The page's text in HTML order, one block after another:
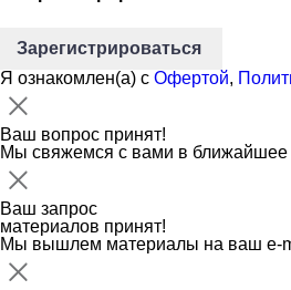
Зарегистрироваться
Я ознакомлен(а) с Офертой,
Ваш вопрос принят!
Мы свяжемся с вами в ближайшее
Ваш запрос
материалов принят!
Мы вышлем материалы на ваш e-